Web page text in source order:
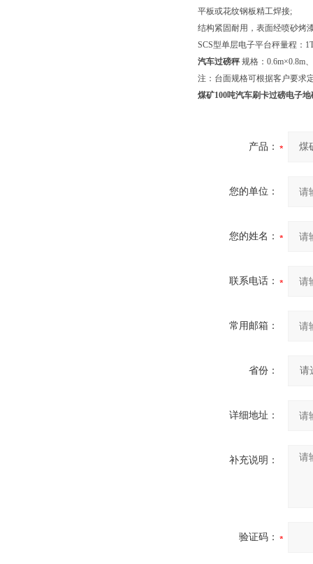
平板或花纹钢板精工焊接;
结构紧固耐用，表面经喷砂烤
SCS型单层电子平台秤量程：
汽车过磅秤规格：0.6m×0.8m
注：台面规格可根据客户要求
煤矿100吨汽车刷卡过磅电子
产品：
您的单位：
您的姓名：
联系电话：
常用邮箱：
省份：
详细地址：
补充说明：
验证码：